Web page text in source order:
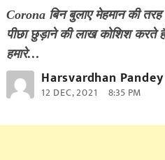
Corona बिन बुलाए मेहमान की
पीछा छुड़ाने की लाख कोशिश
हमारे…
Harsvardhan Pandey
12 DEC, 2021 8:35 PM